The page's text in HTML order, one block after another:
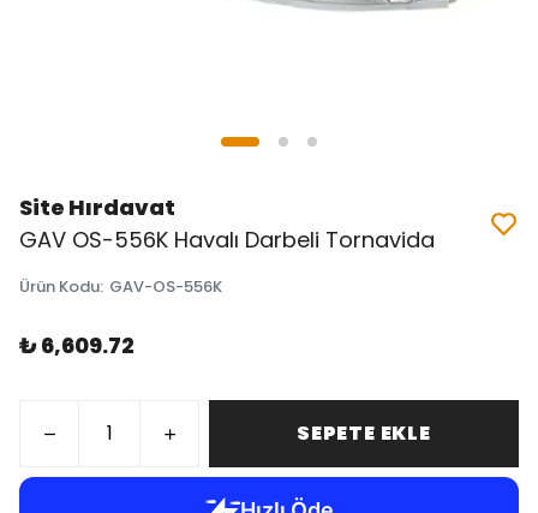
Site Hırdavat
GAV OS-556K Havalı Darbeli Tornavida
Ürün Kodu: GAV-OS-556K
₺ 6,609.72
SEPETE EKLE